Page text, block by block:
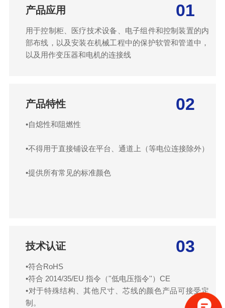
01
产品应用
用于控制柜、医疗技术设备、电子组件和控制装置的内
部布线，以及安装在机械工程中的保护软管和管道中，
以及用作变压器和电机的连接线
02
产品特性
•自熄性和阻燃性
•不得用于直接铺设在平台、通道上（等电位连接除外）
•提供所有常见的标准颜色
03
技术认证
•符合RoHS
•符合 2014/35/EU 指令（''低电压指令''）CE
•对于特殊结构、其他尺寸、芯线的颜色产品可接受定
制。